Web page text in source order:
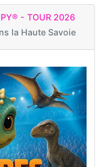
- TOUR 2026
la Haute Savoie